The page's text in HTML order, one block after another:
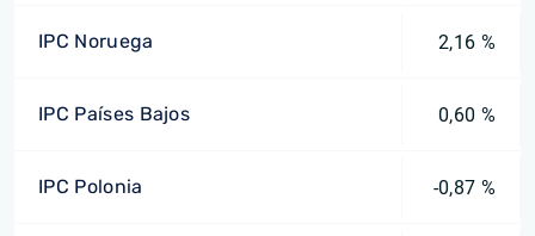
IPC Noruega 2,16 %
IPC Países Bajos 0,60 %
IPC Polonia -0,87 %